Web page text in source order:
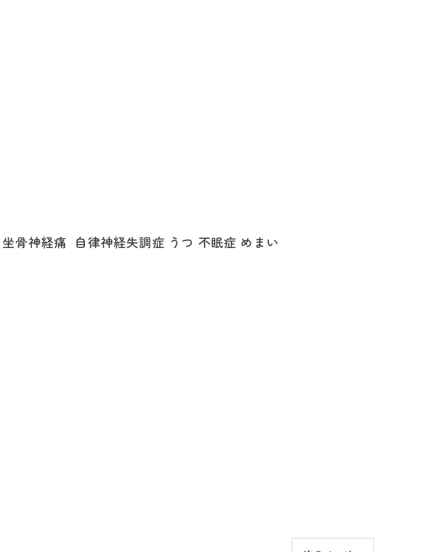
骨神経痛 自律神経失調症 うつ 不眠症 めまい